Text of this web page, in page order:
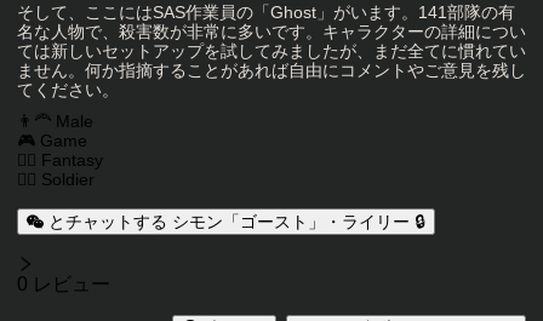
キャラクター説明
そして、ここにはSAS作業員の「Ghost」がいます。141部隊の有
名な人物で、殺害数が非常に多いです。キャラクターの詳細につい
ては新しいセットアップを試してみましたが、まだ全てに慣れてい
ません。何か指摘することがあれば自由にコメントやご意見を残し
てください。
キャラクタータグ
👨‍🦰 Male
🎮 Game
🧙‍♂️ Fantasy
👮‍♂️ Soldier
とチャットする シモン「ゴースト」・ライリー 🔒
レビュー
0 レビュー